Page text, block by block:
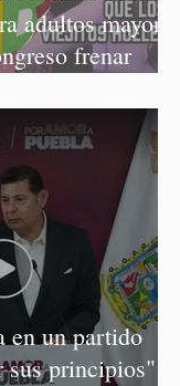
adultos mayores
frenar
un partido
sus principios":